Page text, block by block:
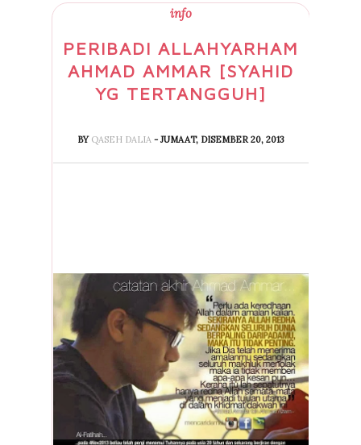
info
PERIBADI ALLAHYARHAM
AHMAD AMMAR [SYAHID
YG TERTANGGUH]
BY QASEH DALIA - JUMAAT, DISEMBER 20, 2013